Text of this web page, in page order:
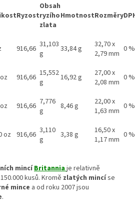
Ryzost
Obsah
ryzího
zlata
HmotnostRozměry
916,66 31,103
g
33,84 g
32,70 x
2,79 mm 0 %
916,66 15,552
g
16,92 g
27,00 x
2,08 mm 0 %
916,66 7,776
g
8,46 g
22,00 x
1,63 mm 0 %
oz 916,66 3,110
g
3,38 g
16,50 x
1,17 mm 0 %
mincí Britanniaje relativně
kusů. Kromě zlatých mincíse
mince a od roku 2007 jsou
.